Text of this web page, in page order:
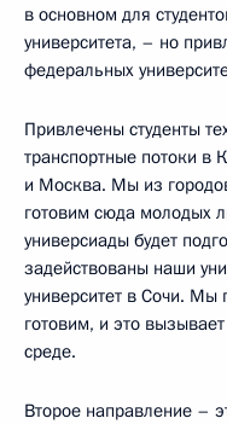
в основном для
университета, – но
федеральных
Привлечены студенты
транспортные потоки в
и Москва. Мы из
готовим сюда молодых
универсиады будет
задействованы наши
университет в Сочи.
готовим, и это
среде.
Второе направление –